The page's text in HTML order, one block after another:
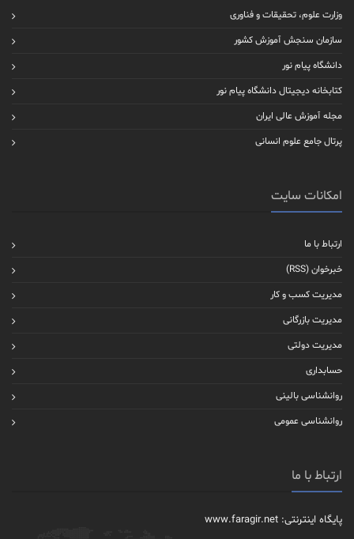
وزارت علوم، تحقیقات و فناوری
سازمان سنجش آموزش کشور
دانشگاه پیام نور
کتابخانه دیجیتال دانشگاه پیام نور
مجله آموزش عالی ایران
پرتال جامع علوم انسانی
امکانات سایت
ارتباط با ما
خبرخوان (RSS)
مدیریت کسب و کار
مدیریت بازرگانی
مدیریت دولتی
حسابداری
روانشناسی بالینی
روانشناسی عمومی
ارتباط با ما
پایگاه اینترنتی: www.faragir.net